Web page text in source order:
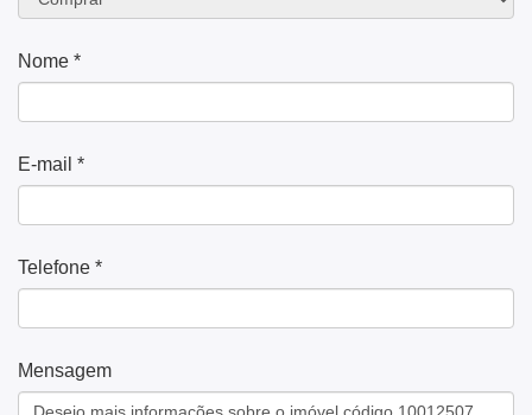
Nome *
E-mail *
Telefone *
Mensagem